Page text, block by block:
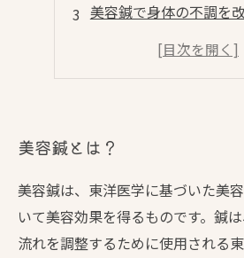
美容鍼で身体の不調を
美容鍼を使った施術の種
美容鍼とは？
美容鍼は、東洋医学に基づいた美
いて美容効果を得るものです。鍼
流れを調整するために使用される